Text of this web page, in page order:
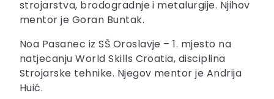
strojarstva, brodogradnje i metalurgije. Njihov
mentor je Goran Buntak.
Noa Pasanec iz SŠ Oroslavje – 1. mjesto na
natjecanju World Skills Croatia, disciplina
Strojarske tehnike. Njegov mentor je Andrija
Huić.